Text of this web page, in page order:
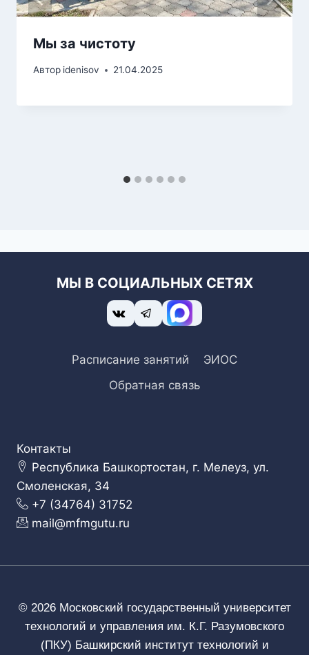
Мы за чистоту
Автор idenisov 21.04.2025
МЫ В СОЦИАЛЬНЫХ СЕТЯХ
Расписание занятий
ЭИОС
Обратная связь
Контакты
Республика Башкортостан, г. Мелеуз, ул.
Смоленская, 34
+7 (34764) 31752
mail@mfmgutu.ru
© 2026 Московский государственный университет
технологий и управления им. К.Г. Разумовского
(ПКУ) Башкирский институт технологий и